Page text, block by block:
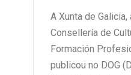
A Xunta de
Consellería de
Formación
publicou no DOG